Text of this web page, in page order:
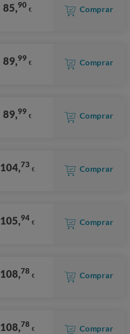
85,90 € Comprar
89,99 € Comprar
89,99 € Comprar
104,73 € Comprar
105,94 € Comprar
108,78 € Comprar
108,78 € Comprar